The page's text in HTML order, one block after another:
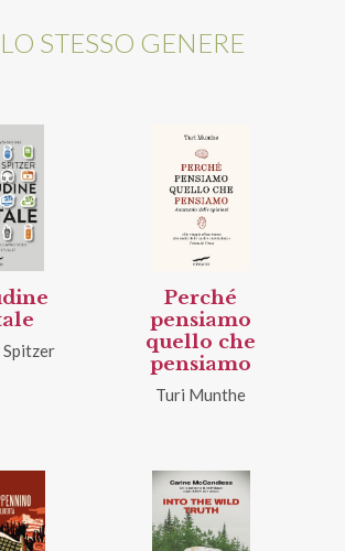
STESSO GENERE
Perché
pensiamo
quello che
pensiamo
Turi Munthe